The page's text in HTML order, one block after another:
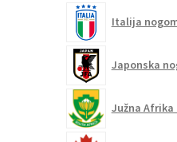
Italija
Japonska
Južna Afrika